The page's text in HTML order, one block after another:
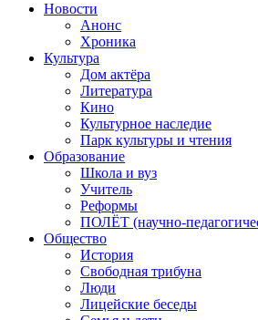
Новости
Анонс
Хроника
Культура
Дом актёра
Литература
Кино
Культурное наследие
Парк культуры и чтения
Образование
Школа и вуз
Учитель
Реформы
ПОЛЁТ (научно-
Общество
История
Свободная трибуна
Люди
Лицейские беседы